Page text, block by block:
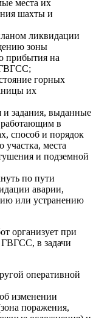
места их
шахты и
ликвидации
зоны
прибытия на
ГВГСС;
горных
их
и задания, выданные
в
способ и порядок
места
и подземной
по пути
аварии,
или устранению
организует при
ГВГСС, в задачи
оперативной
изменении
поражения,